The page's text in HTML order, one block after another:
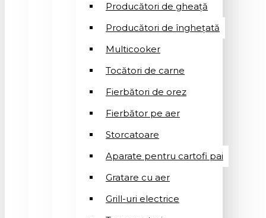
Producători de gheață
Producători de înghețată
Multicooker
Tocători de carne
Fierbători de orez
Fierbător pe aer
Storcatoare
Aparate pentru cartofi pai
Gratare cu aer
Grill-uri electrice